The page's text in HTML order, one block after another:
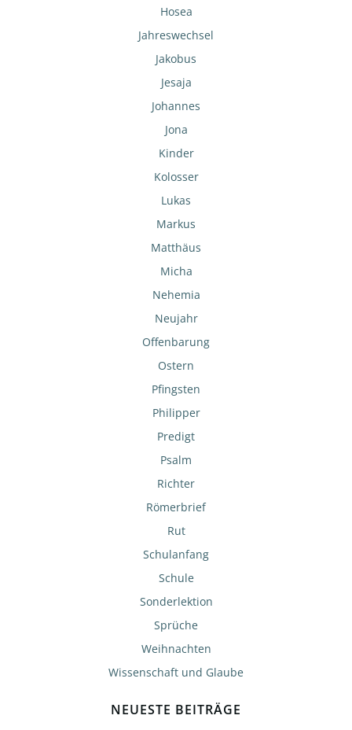
Hosea
Jahreswechsel
Jakobus
Jesaja
Johannes
Jona
Kinder
Kolosser
Lukas
Markus
Matthäus
Micha
Nehemia
Neujahr
Offenbarung
Ostern
Pfingsten
Philipper
Predigt
Psalm
Richter
Römerbrief
Rut
Schulanfang
Schule
Sonderlektion
Sprüche
Weihnachten
Wissenschaft und Glaube
NEUESTE BEITRÄGE